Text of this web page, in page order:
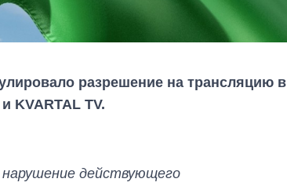
разрешение на трансляцию в
KVARTAL TV.
действующего